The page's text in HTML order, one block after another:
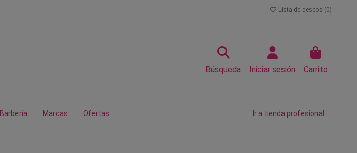
Lista de deseos (0)
Búsqueda Iniciar sesión Carrito
Barbería Marcas Ofertas Ir a tienda profesional